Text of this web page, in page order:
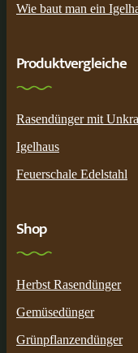
Wie baut man ein
Produktvergleiche
Rasendünger mit
Igelhaus
Feuerschale Edelstahl
Shop
Herbst Rasendünger
Gemüsedünger
Grünpflanzendünger